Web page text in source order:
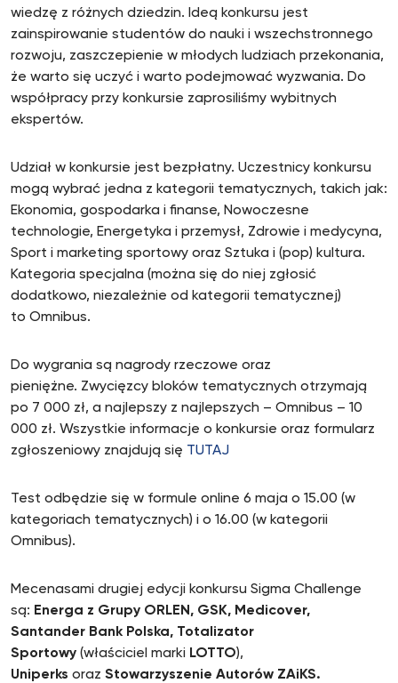
wiedzę z różnych dziedzin. Ideą konkursu jest
zainspirowanie studentów do nauki i wszechstronnego
rozwoju, zaszczepienie w młodych ludziach przekonania,
że warto się uczyć i warto podejmować wyzwania. Do
współpracy przy konkursie zaprosiliśmy wybitnych
ekspertów.
Udział w konkursie jest bezpłatny. Uczestnicy konkursu
mogą wybrać jedna z kategorii tematycznych, takich jak:
Ekonomia, gospodarka i finanse, Nowoczesne
technologie, Energetyka i przemysł, Zdrowie i medycyna,
Sport i marketing sportowy oraz Sztuka i (pop) kultura.
Kategoria specjalna (można się do niej zgłosić
dodatkowo, niezależnie od kategorii tematycznej)
to Omnibus.
Do wygrania są nagrody rzeczowe oraz
pieniężne. Zwycięzcy bloków tematycznych otrzymają
po 7 000 zł, a najlepszy z najlepszych – Omnibus – 10
000 zł. Wszystkie informacje o konkursie oraz formularz
zgłoszeniowy znajdują się TUTAJ
Test odbędzie się w formule online 6 maja o 15.00 (w
kategoriach tematycznych) i o 16.00 (w kategorii
Omnibus).
Mecenasami drugiej edycji konkursu Sigma Challenge
są: Energa z Grupy ORLEN, GSK, Medicover,
Santander Bank Polska, Totalizator
Sportowy (właściciel marki LOTTO),
Uniperks oraz Stowarzyszenie Autorów ZAiKS.